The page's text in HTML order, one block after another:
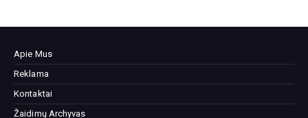
Apie Mus
Reklama
Kontaktai
Žaidimų Archyvas